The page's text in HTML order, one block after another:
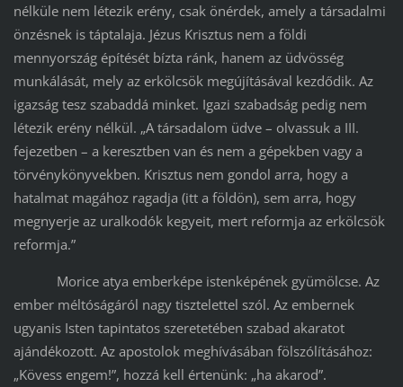
nélküle nem létezik erény, csak önérdek, amely a társadalmi
önzésnek is táptalaja. Jézus Krisztus nem a földi
mennyország építését bízta ránk, hanem az üdvösség
munkálását, mely az erkölcsök megújításával kezdődik. Az
igazság tesz szabaddá minket. Igazi szabadság pedig nem
létezik erény nélkül. „A társadalom üdve – olvassuk a III.
fejezetben – a keresztben van és nem a gépekben vagy a
törvénykönyvekben. Krisztus nem gondol arra, hogy a
hatalmat magához ragadja (itt a földön), sem arra, hogy
megnyerje az uralkodók kegyeit, mert reformja az erkölcsök
reformja.”
Morice atya emberképe istenképének gyümölcse. Az
ember méltóságáról nagy tisztelettel szól. Az embernek
ugyanis Isten tapintatos szeretetében szabad akaratot
ajándékozott. Az apostolok meghívásában fölszólításához:
„Kövess engem!”, hozzá kell értenünk: „ha akarod”.